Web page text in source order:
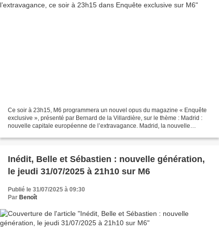
Ce soir à 23h15, M6 programmera un nouvel opus du magazine « Enquête
exclusive », présenté par Bernard de la Villardière, sur le thème : Madrid :
nouvelle capitale européenne de l’extravagance. Madrid, la nouvelle
Inédit, Belle et Sébastien : nouvelle génération,
le jeudi 31/07/2025 à 21h10 sur M6
Publié le 31/07/2025 à 09:30
Par Benoît